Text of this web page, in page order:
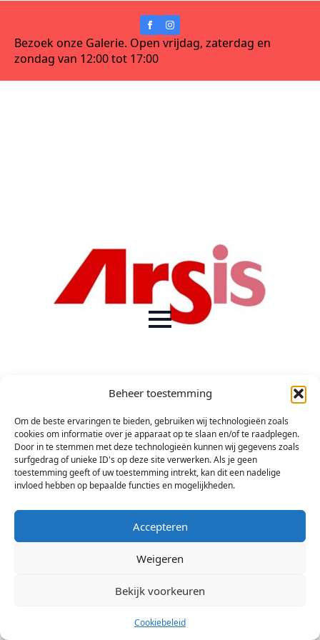
Beheer toestemming
Om de beste ervaringen te bieden, gebruiken wij technologieën zoals
cookies om informatie over je apparaat op te slaan en/of te raadplegen.
Door in te stemmen met deze technologieën kunnen wij gegevens zoals
surfgedrag of unieke ID's op deze site verwerken. Als je geen
toestemming geeft of uw toestemming intrekt, kan dit een nadelige
invloed hebben op bepaalde functies en mogelijkheden.
Accepteren
Weigeren
Bekijk voorkeuren
Cookiebeleid
Bezoek onze Galerie. Open vrijdag, zaterdag en
zondag van 12:00 tot 17:00